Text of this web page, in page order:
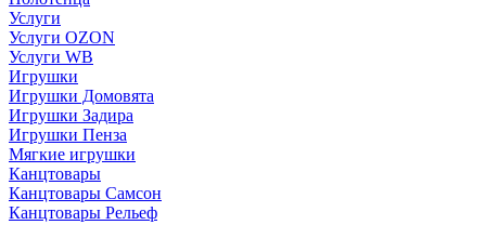
Услуги
Услуги OZON
Услуги WB
Игрушки
Игрушки Домовята
Игрушки Задира
Игрушки Пенза
Мягкие игрушки
Канцтовары
Канцтовары Самсон
Канцтовары Рельеф